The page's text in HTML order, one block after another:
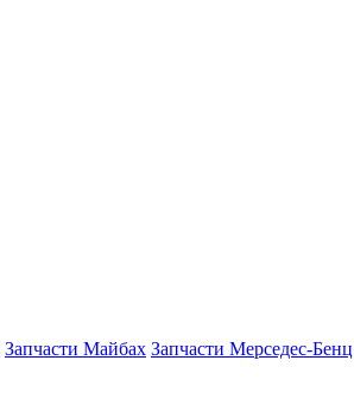
Запчасти Майбах Запчасти Мерседес-Бенц